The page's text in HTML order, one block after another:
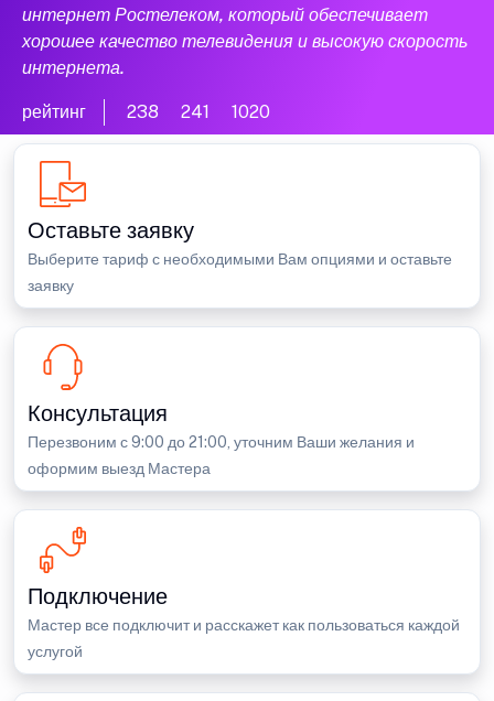
интернет Ростелеком, который обеспечивает
хорошее качество телевидения и высокую скорость
интернета.
рейтинг 238 241 1020
Оставьте заявку
Выберите тариф с необходимыми Вам опциями и оставьте
заявку
Консультация
Перезвоним с 9:00 до 21:00, уточним Ваши желания и
оформим выезд Мастера
Подключение
Мастер все подключит и расскажет как пользоваться каждой
услугой